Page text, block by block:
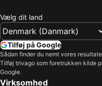
Trident Nariman Point
The Connaught, New Delhi - IHCL SeleQtions
Crowne Plaza New Delhi Rohini by IHG
The Park New Delhi
Novotel Mumbai International Airport
Vælg dit land
Tilføj på Google
Sådan finder du nemt vores
Tilføj trivago som foretrukken kilde
Google.
Virksomhed